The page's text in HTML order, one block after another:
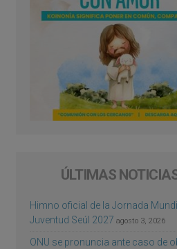
ÚLTIMAS
Himno oficial de la Jornada
Juventud Seúl 2027 agosto 3, 2026
ONU se pronuncia ante caso de